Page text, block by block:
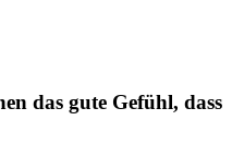
das gute Gefühl, dass